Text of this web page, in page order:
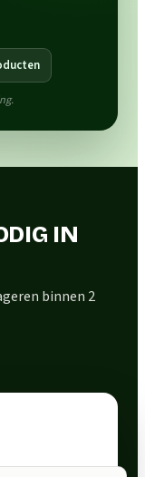
IN
binnen 2